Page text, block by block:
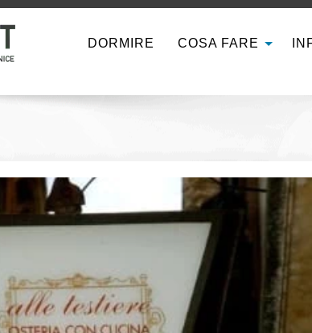
DORMIRE COSA FARE